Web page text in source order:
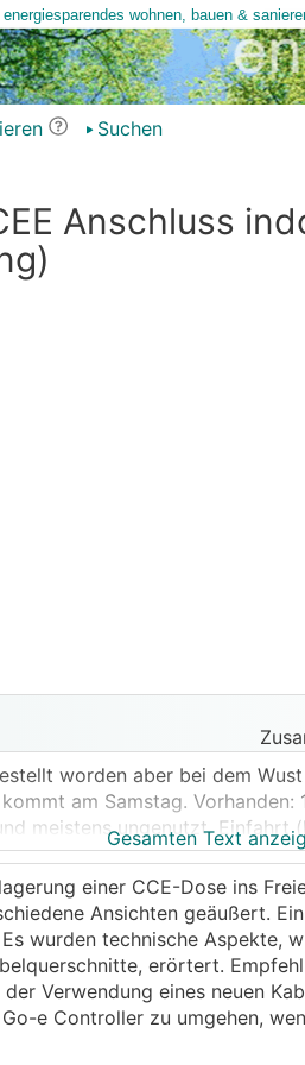
Suchen
Anschluss
worden aber bei dem
am Samstag.
meistens ungenutzt.
und mit einem
Typ 2 Dose
das fertige Kabel
(10kWP) Anlage mit
ich verwenden? Gehen
und ich traus mir auch zu
Gesamten Text
einer CCE-Dose ins
Ansichten geäußert.
wurden technische Aspekte,
erörtert.
Verwendung eines neuen
e Controller zu umgehen,